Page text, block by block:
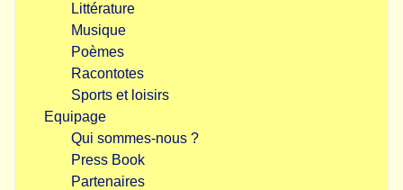
Littérature
Musique
Poèmes
Racontotes
Sports et loisirs
Equipage
Qui sommes-nous ?
Press Book
Partenaires